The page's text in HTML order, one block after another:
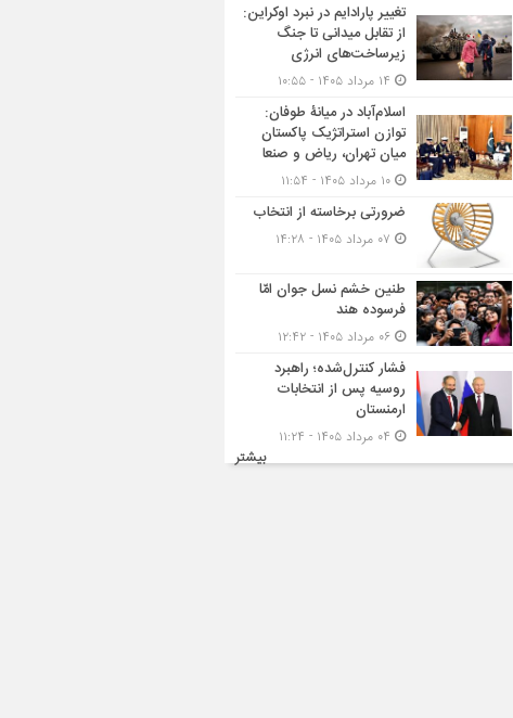
تغییر پارادایم در نبرد اوکراین:
از تقابل میدانی تا جنگ
زیرساخت‌های انرژی
اسلام‌آباد در میانۀ طوفان:
توازن استراتژیک پاکستان
میان تهران، ریاض و صنعا
ضرورتی برخاسته از انتخاب
طنین خشم نسل جوان امّا
فرسوده هند
فشار کنترل‌شده؛ راهبرد
روسیه پس از انتخابات
ارمنستان
بیشتر